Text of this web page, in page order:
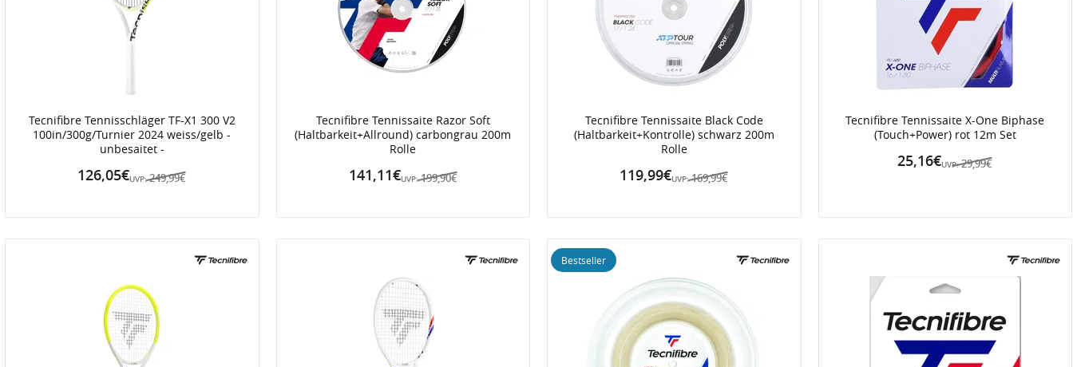
Tecnifibre Tennisschläger TF-X1 300 V2
100in/300g/Turnier 2024 weiss/gelb -
unbesaitet -
UVP: 249,99€
126,05€
Tecnifibre Tennissaite Razor Soft
(Haltbarkeit+Allround) carbongrau 200m
Rolle
UVP: 199,90€
141,11€
Tecnifibre Tennissaite Black Code
(Haltbarkeit+Kontrolle) schwarz 200m
Rolle
UVP: 169,99€
119,99€
Tecnifibre Tennissaite X-One Biphase
(Touch+Power) rot 12m Set
UVP: 29,99€
25,16€
Bestseller